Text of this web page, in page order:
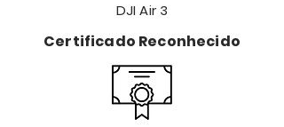
DJI Air 3
Certificado Reconhecido